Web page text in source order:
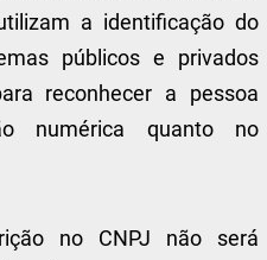
a identificação do
públicos e privados
reconhecer a pessoa
numérica quanto no
no CNPJ não será